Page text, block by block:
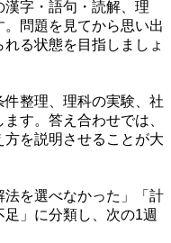
字・語句・読解、理
問題を見てから思い出
る状態を目指しましょ
整理、理科の実験、社
す。答え合わせでは、
を説明させることが大
を選べなかった」「計
」に分類し、次の1週